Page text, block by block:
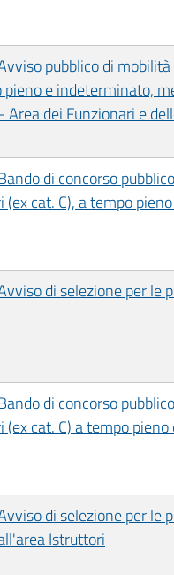
pubblico di
pieno e indeterminato,
Area dei Funzionari e
di concorso
(ex cat. C), a tempo
di selezione per le
di concorso
(ex cat. C) a tempo
di selezione per le
Istruttori